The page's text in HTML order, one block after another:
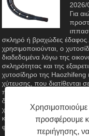
2026/
Για
σκληρό ή βραχώδες
χρησιμοποιούνται, ο
διαδεδομένα λόγω της
σκληρότητας και της
χυτοσίδηρο της Haozhifeng
χύτευσης, που διατίθενται
που κυμαίνονται από #2
διαφορετικές διαστάσεις
χαρακτηριστικά, τα
κατασκευής του προϊόντος
φροντίδα των ιπποειδών, τη
προσφέρουμε
περιήγησης,